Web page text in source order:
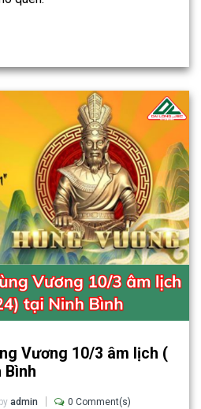
Vương 10/3 âm lịch (
Bình
admin 0 Comment(s)